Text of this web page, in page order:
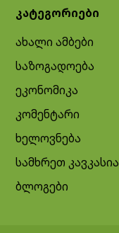
კატეგორიები
ახალი ამბები
საზოგადოება
ეკონომიკა
კომენტარი
ხელოვნება
სამხრეთ კავკასია
ბლოგები